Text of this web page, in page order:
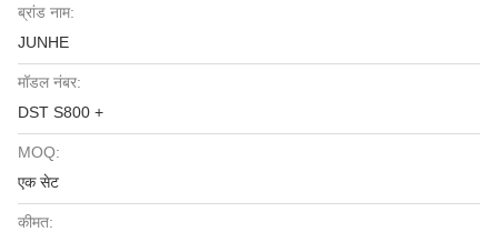
ब्रांड नाम:
JUNHE
मॉडल नंबर:
DST S800 +
MOQ:
एक सेट
कीमत: